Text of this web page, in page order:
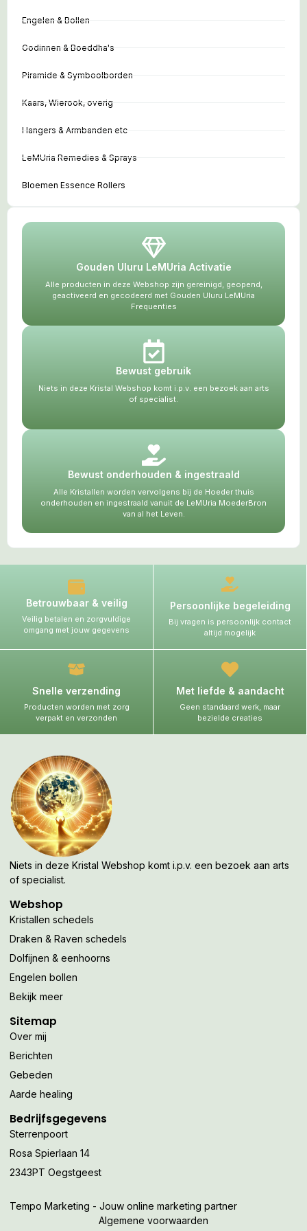
Engelen & Bollen
Godinnen & Boeddha's
Piramide & Symboolborden
Kaars, Wierook, overig
Hangers & Armbanden etc
LeMUria Remedies & Sprays
Bloemen Essence Rollers
Gouden Uluru LeMUria Activatie
Alle producten in deze Webshop zijn gereinigd, geopend,
geactiveerd en gecodeerd met Gouden Uluru LeMUria
Frequenties
Bewust gebruik
Niets in deze Kristal Webshop komt i.p.v. een bezoek aan arts
of specialist.
Bewust onderhouden & ingestraald
Alle Kristallen worden vervolgens bij de Hoeder thuis
onderhouden en ingestraald vanuit de LeMUria MoederBron
van al het Leven.
Betrouwbaar & veilig
Veilig betalen en zorgvuldige
omgang met jouw gegevens
Persoonlijke begeleiding
Bij vragen is persoonlijk contact
altijd mogelijk
Snelle verzending
Producten worden met zorg
verpakt en verzonden
Met liefde & aandacht
Geen standaard werk, maar
bezielde creaties
Niets in deze Kristal Webshop komt i.p.v. een bezoek aan arts
of specialist.
Webshop
Kristallen schedels
Draken & Raven schedels
Dolfijnen & eenhoorns
Engelen bollen
Bekijk meer
Sitemap
Over mij
Berichten
Gebeden
Aarde healing
Bedrijfsgegevens
Sterrenpoort
Rosa Spierlaan 14
2343PT Oegstgeest
Tempo Marketing - Jouw online marketing partner
Algemene voorwaarden